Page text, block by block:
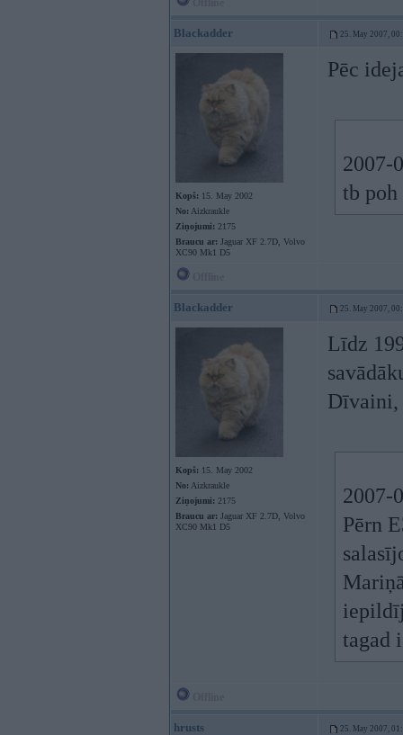
Blackadder 25. May 2007,
Kopš: 15. May 2002
No: Aizkraukle
Ziņojumi: 2175
Braucu ar: Jaguar XF 2.7D, Volvo
XC90 Mk1 D5
Pēc
2007-
tb poh
Blackadder 25. May 2007,
Kopš: 15. May 2002
No: Aizkraukle
Ziņojumi: 2175
Braucu ar: Jaguar XF 2.7D, Volvo
XC90 Mk1 D5
Līdz
Dīvaini,
2007-
Pērn
tagad
hrusts 25. May 2007,